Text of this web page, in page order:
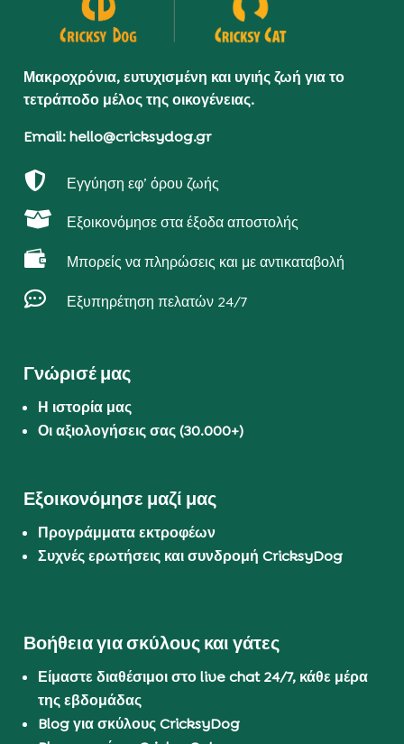
Μακροχρόνια, ευτυχισμένη και υγιής ζωή για το
τετράποδο μέλος της οικογένειας.
Email: hello@cricksydog.gr
 Εγγύηση εφ’ όρου ζωής
 Εξοικονόμησε στα έξοδα αποστολής
 Μπορείς να πληρώσεις και με αντικαταβολή
 Εξυπηρέτηση πελατών 24/7
Γνώρισέ μας
Η ιστορία μας
Οι αξιολογήσεις σας (30.000+)
Εξοικονόμησε μαζί μας
Προγράμματα εκτροφέων
Συχνές ερωτήσεις και συνδρομή CricksyDog
Βοήθεια για σκύλους και γάτες
Είμαστε διαθέσιμοι στο live chat 24/7, κάθε μέρα
της εβδομάδας
Blog για σκύλους CricksyDog